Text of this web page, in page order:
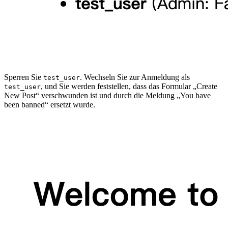
Sperren Sie test_user. Wechseln Sie zur Anmeldung als
test_user, und Sie werden feststellen, dass das Formular „Create
New Post“ verschwunden ist und durch die Meldung „You have
been banned“ ersetzt wurde.